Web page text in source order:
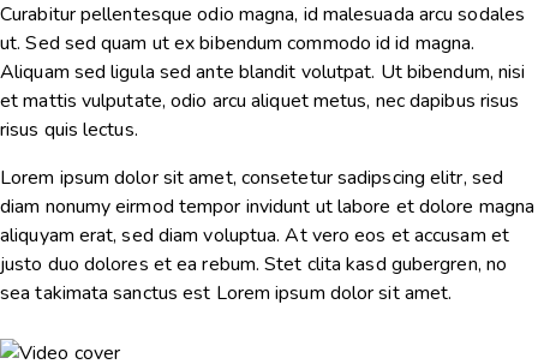
Curabitur pellentesque odio magna, id malesuada arcu sodales
ut. Sed sed quam ut ex bibendum commodo id id magna.
Aliquam sed ligula sed ante blandit volutpat. Ut bibendum, nisi
et mattis vulputate, odio arcu aliquet metus, nec dapibus risus
risus quis lectus.
Lorem ipsum dolor sit amet, consetetur sadipscing elitr, sed
diam nonumy eirmod tempor invidunt ut labore et dolore magna
aliquyam erat, sed diam voluptua. At vero eos et accusam et
justo duo dolores et ea rebum. Stet clita kasd gubergren, no
sea takimata sanctus est Lorem ipsum dolor sit amet.